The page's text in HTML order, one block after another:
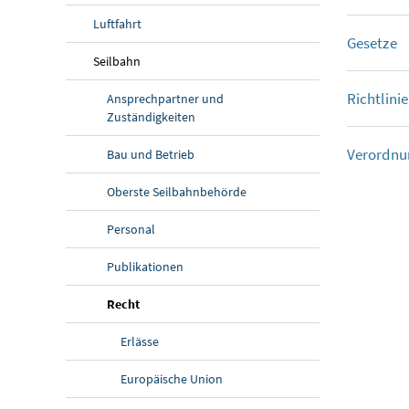
Luftfahrt
Seilbahn
Ansprechpartner und
Zuständigkeiten
Bau und Betrieb
Oberste Seilbahnbehörde
Personal
Publikationen
Recht(aktuelle Seite)
Erlässe
Europäische Union
Gesetze